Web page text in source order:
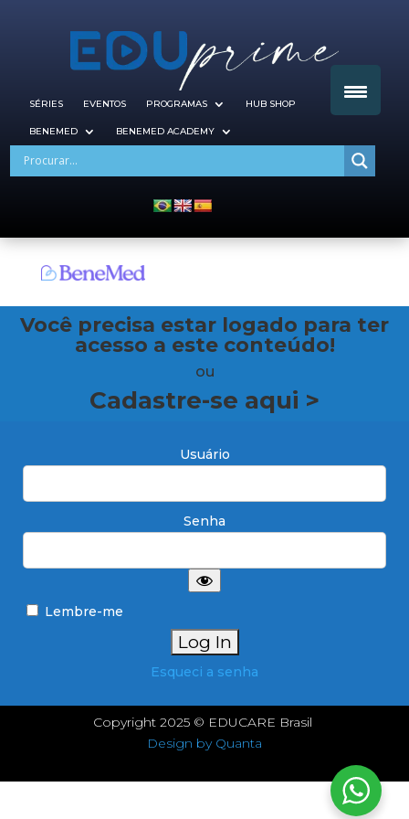
SÉRIES EVENTOS PROGRAMAS HUB SHOP
BENEMED BENEMED ACADEMY
Você precisa estar logado para ter
acesso a este conteúdo!
ou
Cadastre-se aqui >
Usuário
Senha
Lembre-me
Esqueci a senha
Copyright 2025 © EDUCARE Brasil
Design by Quanta